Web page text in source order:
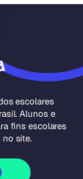
escolares
Alunos e
fins escolares
site.